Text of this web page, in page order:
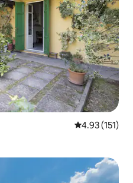
レビュー151
4.93 (151)